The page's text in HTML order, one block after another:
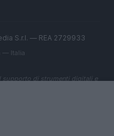
S.r.l. — REA 2729933
— Italia
supporto di strumenti digitali e